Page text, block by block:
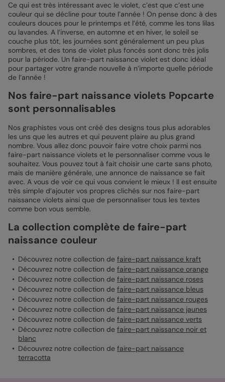
Ce qui est très intéressant avec le violet, c’est que c’est une
couleur qui se décline pour toute l’année ! On pense donc à des
couleurs douces pour le printemps et l’été, comme les tons lilas
ou lavandes. A l’inverse, en automne et en hiver, le soleil se
couche plus tôt, les journées sont généralement un peu plus
sombres, et des tons de violet plus foncés sont donc très jolis
pour la période. Un faire-part naissance violet est donc idéal
pour partager votre grande nouvelle à n’importe quelle période
de l’année !
Nos faire-part naissance violets Popcarte
sont personnalisables
Nos graphistes vous ont créé des designs tous plus adorables
les uns que les autres et qui peuvent plaire au plus grand
nombre. Vous allez donc pouvoir faire votre choix parmi nos
faire-part naissance violets et le personnaliser comme vous le
souhaitez. Vous pouvez tout à fait choisir une carte sans photo,
mais de manière générale, une annonce de naissance se fait
avec. A vous de voir ce qui vous convient le mieux ! Il est ensuite
très simple d’ajouter vos propres clichés sur nos faire-part
naissance violets ainsi que de personnaliser tous les textes
comme bon vous semble.
La collection complète de faire-part
naissance couleur
Découvrez notre collection de faire-part naissance kraft
Découvrez notre collection de faire-part naissance orange
Découvrez notre collection de faire-part naissance roses
Découvrez notre collection de faire-part naissance bleus
Découvrez notre collection de faire-part naissance rouges
Découvrez notre collection de faire-part naissance jaunes
Découvrez notre collection de faire-part naissance verts
Découvrez notre collection de faire-part naissance noir et
blanc
Découvrez notre collection de faire-part naissance
terracotta